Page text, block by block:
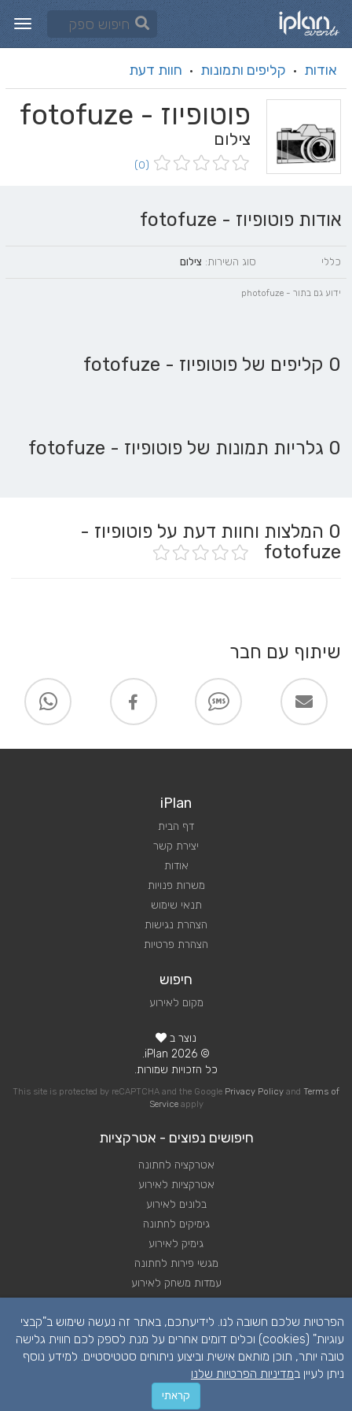
אודות · קליפים ותמונות · חוות דעת
פוטופיוז - fotofuze
צילום
(0)
אודות פוטופיוז - fotofuze
כללי סוג השירות: צילום
ידוע גם בתור - photofuze
0 קליפים של פוטופיוז - fotofuze
0 גלריות תמונות של פוטופיוז - fotofuze
0 המלצות וחוות דעת על פוטופיוז -
fotofuze
שיתוף עם חבר
iPlan
דף הבית
יצירת קשר
אודות
משרות פנויות
תנאי שימוש
הצהרת נגישות
הצהרת פרטיות
חיפוש
מקום לאירוע
נוצר ב
© 2026 iPlan.
כל הזכויות שמורות.
This site is protected by reCAPTCHA and the Google Privacy Policy and Terms of
Serviceapply
חיפושים נפוצים - אטרקציות
אטרקציה לחתונה
אטרקציות לאירוע
בלונים לאירוע
גימיקים לחתונה
גימיק לאירוע
מגשי פירות לחתונה
עמדות משחק לאירוע
שזירת פרחים לאירוע
הפרטיות שלכם חשובה לנו. לידיעתכם, באתר זה נעשה שימוש ב"קבצי
עוגיות" (cookies) וכלים דומים אחרים על מנת לספק לכם חווית גלישה
טובה יותר, תוכן מותאם אישית וביצוע ניתוחים סטטיסטיים. למידע נוסף
ניתן לעיין במדיניות הפרטיות שלנו
קראתי